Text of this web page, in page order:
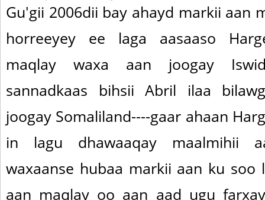
Gu'gii 2006dii bay ahayd markii aan
horreeyey ee laga aasaaso
maqlay waxa aan joogay
sannadkaas bihsii Abril ilaa
joogay Somaliland----gaar ahaan
in lagu dhawaaqay maalmihii
waxaanse hubaa markii aan ku soo
aan maqlay oo aan aad ugu